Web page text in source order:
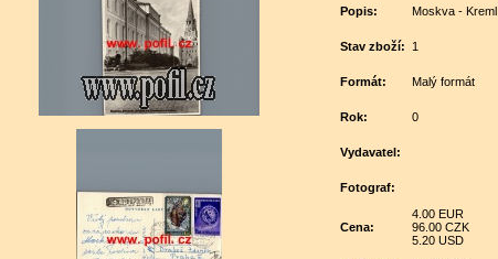
Popis: Moskva - Kreml
Stav zboží: 1
Formát: Malý formát
Rok: 0
Vydavatel:
Fotograf:
Cena:
4.00 EUR
96.00 CZK
5.20 USD